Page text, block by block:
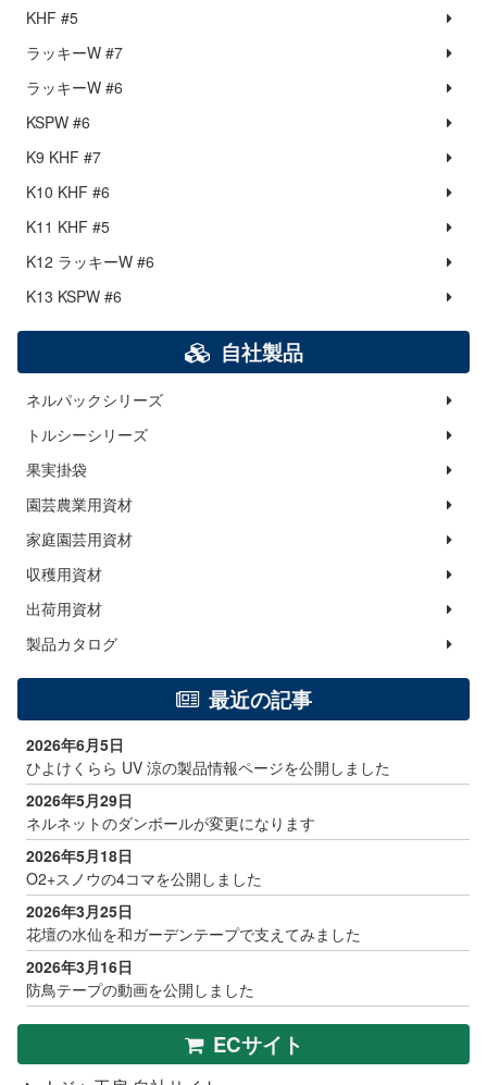
KHF #5
ラッキーW #7
ラッキーW #6
KSPW #6
K9 KHF #7
K10 KHF #6
K11 KHF #5
K12 ラッキーW #6
K13 KSPW #6
自社製品
ネルパックシリーズ
トルシーシリーズ
果実掛袋
園芸農業用資材
家庭園芸用資材
収穫用資材
出荷用資材
製品カタログ
最近の記事
2026年6月5日
ひよけくらら UV 涼の製品情報ページを公開しました
2026年5月29日
ネルネットのダンボールが変更になります
2026年5月18日
O2+スノウの4コマを公開しました
2026年3月25日
花壇の水仙を和ガーデンテープで支えてみました
2026年3月16日
防鳥テープの動画を公開しました
ECサイト